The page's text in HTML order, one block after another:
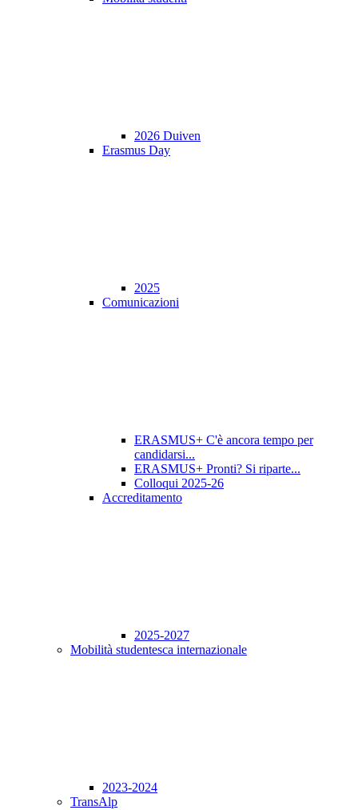
2026 Duiven
Erasmus Day
2025
Comunicazioni
ERASMUS+ C'è ancora tempo per
candidarsi...
ERASMUS+ Pronti? Si riparte...
Colloqui 2025-26
Accreditamento
2025-2027
Mobilità studentesca internazionale
2023-2024
TransAlp